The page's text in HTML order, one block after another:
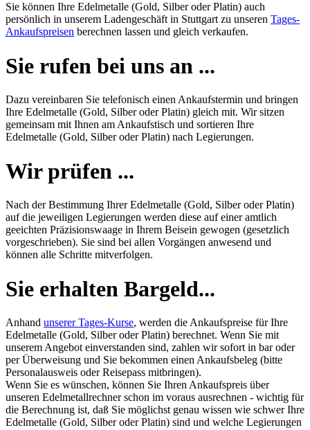
Sie können Ihre Edelmetalle (Gold, Silber oder Platin) auch
persönlich in unserem Ladengeschäft in Stuttgart zu unseren Tages-
Ankaufspreisen berechnen lassen und gleich verkaufen.
Sie rufen bei uns an ...
Dazu vereinbaren Sie telefonisch einen Ankaufstermin und bringen
Ihre Edelmetalle (Gold, Silber oder Platin) gleich mit. Wir sitzen
gemeinsam mit Ihnen am Ankaufstisch und sortieren Ihre
Edelmetalle (Gold, Silber oder Platin) nach Legierungen.
Wir prüfen ...
Nach der Bestimmung Ihrer Edelmetalle (Gold, Silber oder Platin)
auf die jeweiligen Legierungen werden diese auf einer amtlich
geeichten Präzisionswaage in Ihrem Beisein gewogen (gesetzlich
vorgeschrieben). Sie sind bei allen Vorgängen anwesend und
können alle Schritte mitverfolgen.
Sie erhalten Bargeld...
Anhand unserer Tages-Kurse, werden die Ankaufspreise für Ihre
Edelmetalle (Gold, Silber oder Platin) berechnet. Wenn Sie mit
unserem Angebot einverstanden sind, zahlen wir sofort in bar oder
per Überweisung und Sie bekommen einen Ankaufsbeleg (bitte
Personalausweis oder Reisepass mitbringen).
Wenn Sie es wünschen, können Sie Ihren Ankaufspreis über
unseren Edelmetallrechnerschon im voraus ausrechnen - wichtig für
die Berechnung ist, daß Sie möglichst genau wissen wie schwer Ihre
Edelmetalle (Gold, Silber oder Platin) sind und welche Legierungen